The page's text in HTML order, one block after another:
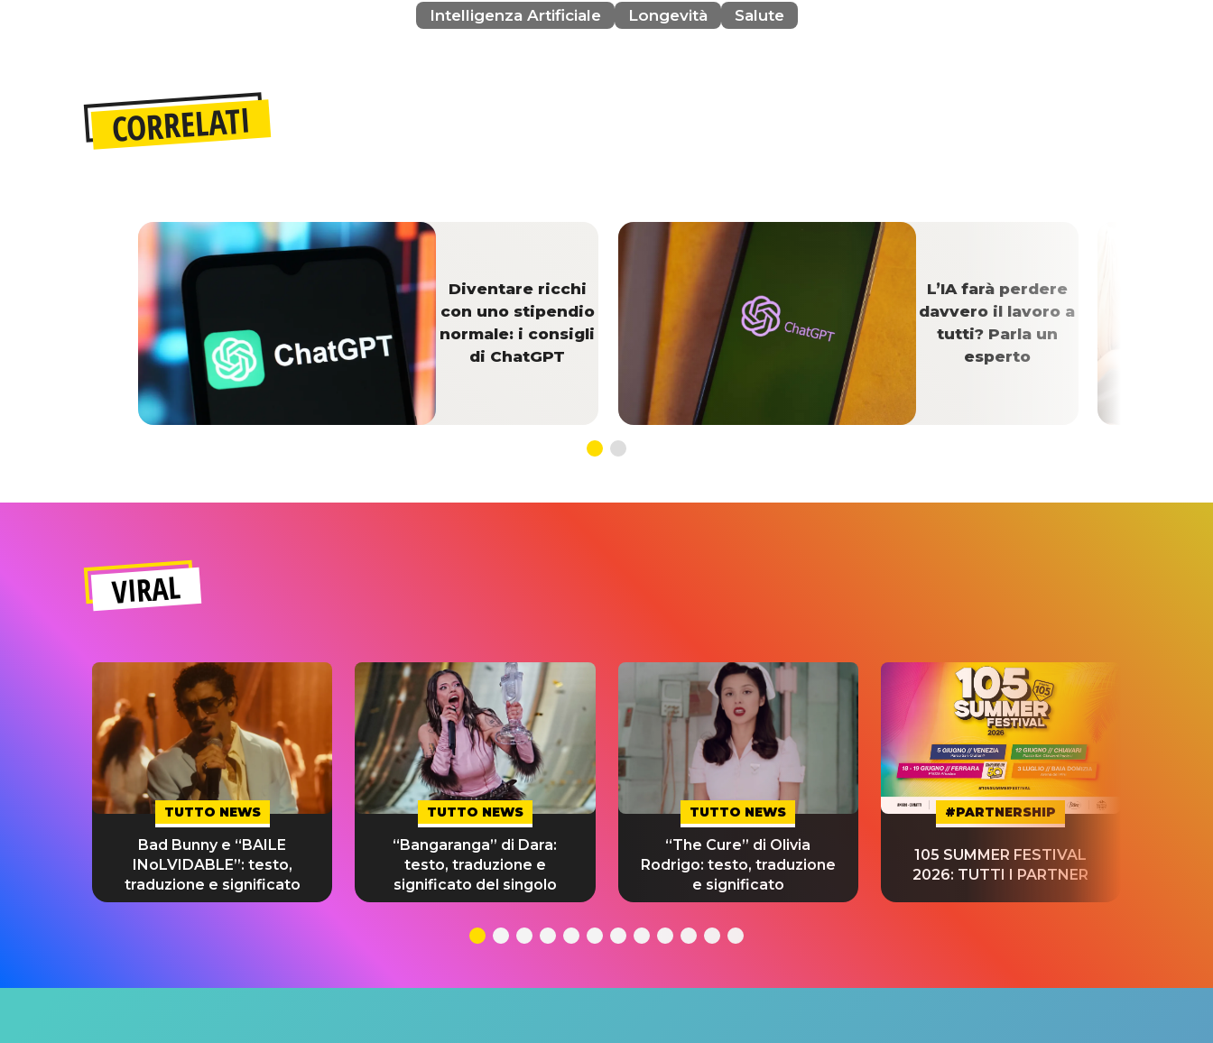
Intelligenza Artificiale Longevità Salute
CORRELATI
Diventare ricchi
con uno stipendio
normale: i consigli
di ChatGPT
L’IA farà perdere
davvero il lavoro a
tutti? Parla un
esperto
VIRAL
TUTTO NEWS
Bad Bunny e “BAILE
INoLVIDABLE”: testo,
traduzione e significato
TUTTO NEWS
“Bangaranga” di Dara:
testo, traduzione e
significato del singolo
TUTTO NEWS
“The Cure” di Olivia
Rodrigo: testo, traduzione
e significato
#PARTNERSHIP
105 SUMMER FESTIVAL
2026: TUTTI I PARTNER